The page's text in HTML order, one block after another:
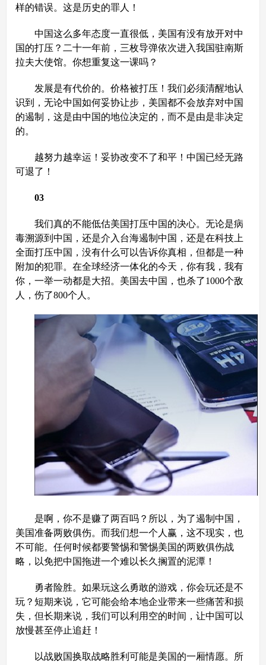
样的错误。这是历史的罪人！
中国这么多年态度一直很低，美国有没有放开对中
国的打压？二十一年前，三枚导弹依次进入我国驻南斯
拉夫大使馆。你想重复这一课吗？
发展是有代价的。价格被打压！我们必须清醒地认
识到，无论中国如何妥协让步，美国都不会放弃对中国
的遏制，这是由中国的地位决定的，而不是由是非决定
的。
越努力越幸运！妥协改变不了和平！中国已经无路
可退了！
03
我们真的不能低估美国打压中国的决心。无论是病
毒溯源到中国，还是介入台海遏制中国，还是在科技上
全面打压中国，没有什么可以告诉你真相，但都是一种
附加的犯罪。在全球经济一体化的今天，你有我，我有
你，一举一动都是大招。美国去中国，也杀了1000个敌
人，伤了800个人。
是啊，你不是赚了两百吗？所以，为了遏制中国，
美国准备两败俱伤。而我们想一个人赢，这不现实，也
不可能。任何时候都要警惕和警惕美国的两败俱伤战
略，以免把中国拖进一个难以长久搁置的泥潭！
勇者险胜。如果玩这么勇敢的游戏，你会玩还是不
玩？短期来说，它可能会给本地企业带来一些痛苦和损
失，但长期来说，我们可以利用空的时间，让中国可以
放慢甚至停止追赶！
以战败国换取战略胜利可能是美国的一厢情愿。所